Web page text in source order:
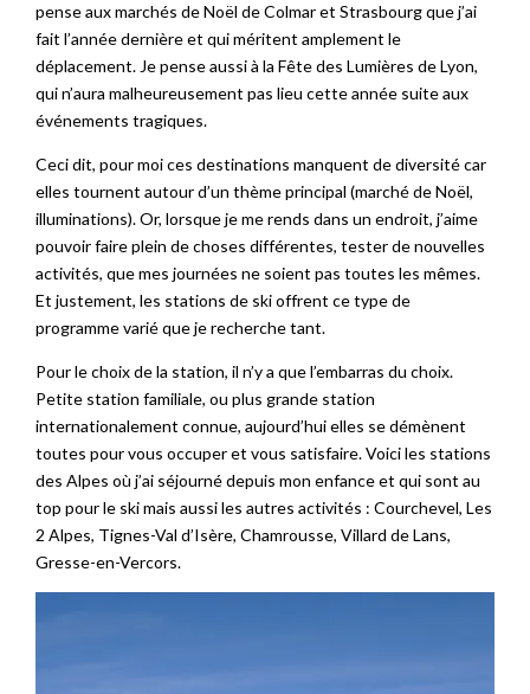
pense aux marchés de Noël de Colmar et Strasbourg que j’ai
fait l’année dernière et qui méritent amplement le
déplacement. Je pense aussi à la Fête des Lumières de Lyon,
qui n’aura malheureusement pas lieu cette année suite aux
événements tragiques.
Ceci dit, pour moi ces destinations manquent de diversité car
elles tournent autour d’un thème principal (marché de Noël,
illuminations). Or, lorsque je me rends dans un endroit, j’aime
pouvoir faire plein de choses différentes, tester de nouvelles
activités, que mes journées ne soient pas toutes les mêmes.
Et justement, les stations de ski offrent ce type de
programme varié que je recherche tant.
Pour le choix de la station, il n’y a que l’embarras du choix.
Petite station familiale, ou plus grande station
internationalement connue, aujourd’hui elles se démènent
toutes pour vous occuper et vous satisfaire. Voici les stations
des Alpes où j’ai séjourné depuis mon enfance et qui sont au
top pour le ski mais aussi les autres activités : Courchevel, Les
2 Alpes, Tignes-Val d’Isère, Chamrousse, Villard de Lans,
Gresse-en-Vercors.